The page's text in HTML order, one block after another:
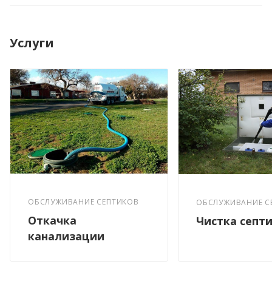
Услуги
ОБСЛУЖИВАНИЕ СЕПТИКОВ
Откачка
канализации
ОБСЛУЖИВАНИЕ
Чистка